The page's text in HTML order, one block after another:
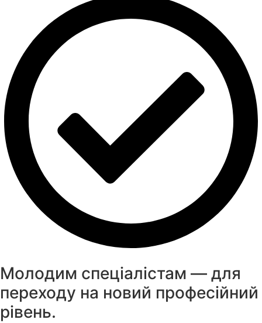
Молодим спеціалістам — для
переходу на новий професійний
рівень.